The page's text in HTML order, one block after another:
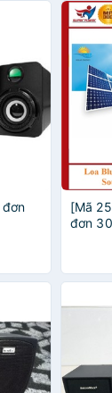
đơn
[Mã
đơn
Hãng